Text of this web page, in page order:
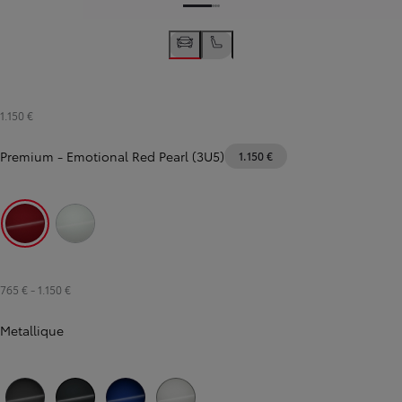
1.150 €
Premium - Emotional Red Pearl (3U5) 1.150 €
Emotional Red Pearl (3U5)
765 € - 1.150 €
Metallique